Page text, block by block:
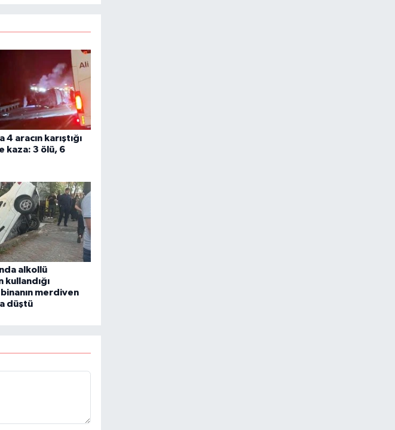
aracın karıştığı
kaza: 3 ölü, 6
alkollü
kullandığı
merdiven
düştü